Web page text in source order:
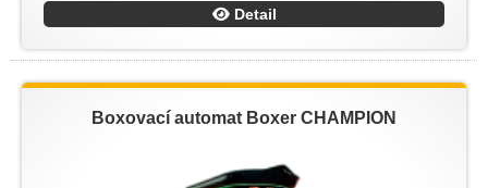
Detail
Boxovací automat Boxer CHAMPION